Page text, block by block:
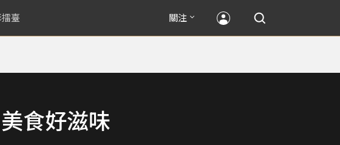
臺 關注
食好滋味